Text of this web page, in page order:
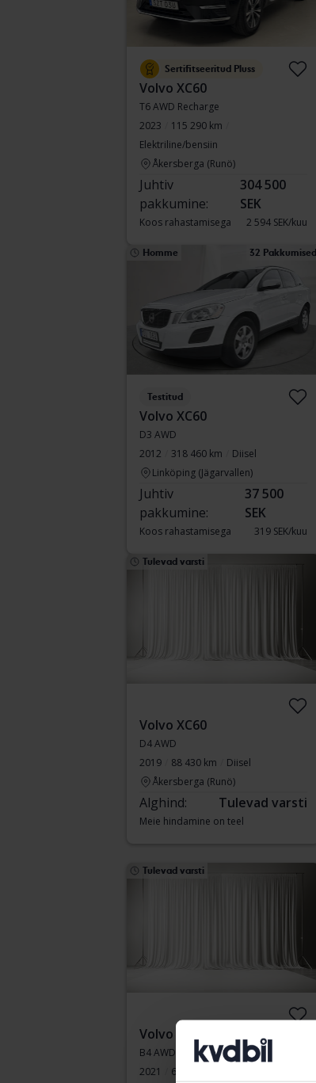
Sertifitseeritud Pluss
Volvo XC60
T6 AWD Recharge
2023
115 290 km
Elektriline/bensiin
Åkersberga (Runö)
Juhtiv
pakkumine:
304 500
SEK
Koos rahastamisega 2 594 SEK/kuu
Homme 32 Pakkumised
Testitud
Volvo XC60
D3 AWD
2012
318 460 km
Diisel
Linköping (Jägarvallen)
Juhtiv
pakkumine:
37 500
SEK
Koos rahastamisega 319 SEK/kuu
Tulevad varsti
Volvo XC60
D4 AWD
2019
88 430 km
Diisel
Åkersberga (Runö)
Alghind: Tulevad varsti
Meie hindamine on teel
Tulevad varsti
Volvo XC60
B4 AWD Mildhybrid, Diesel
2021
61 180 km